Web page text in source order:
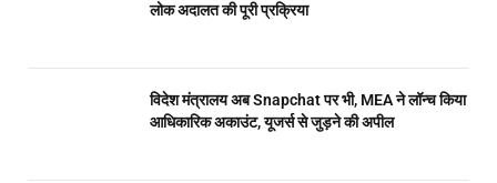
लोक अदालत की पूरी प्रक्रिया
विदेश मंत्रालय अब Snapchat पर भी, MEA ने लॉन्च किया
आधिकारिक अकाउंट, यूजर्स से जुड़ने की अपील